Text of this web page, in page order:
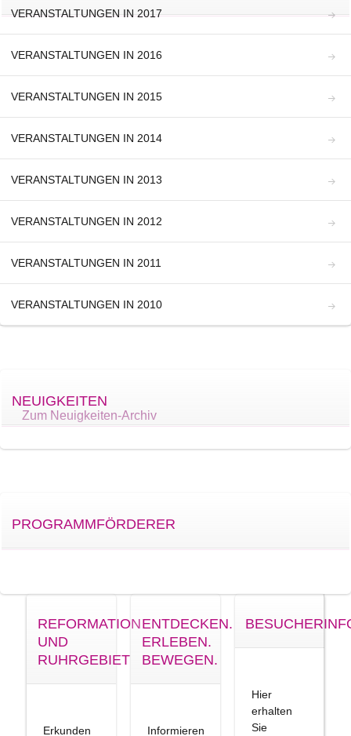
VERANSTALTUNGEN IN 2017
VERANSTALTUNGEN IN 2016
VERANSTALTUNGEN IN 2015
VERANSTALTUNGEN IN 2014
VERANSTALTUNGEN IN 2013
VERANSTALTUNGEN IN 2012
VERANSTALTUNGEN IN 2011
VERANSTALTUNGEN IN 2010
NEUIGKEITEN
Zum Neuigkeiten-Archiv
PROGRAMMFÖRDERER
REFORMATION
UND
RUHRGEBIET
Erkunden
ENTDECKEN.
ERLEBEN.
BEWEGEN.
Informieren
Hier
erhalten
Sie